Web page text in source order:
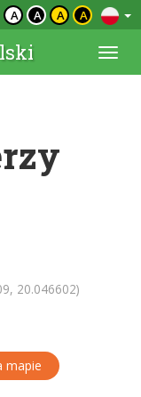
A A A A
20.046602)
mapie